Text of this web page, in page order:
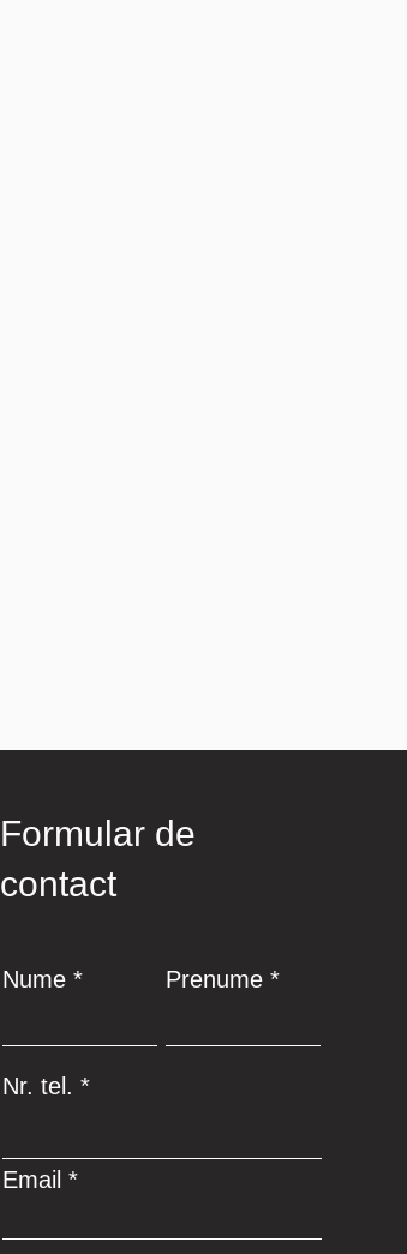
Formular de
contact
Nume Prenume
Nr. tel.
Email